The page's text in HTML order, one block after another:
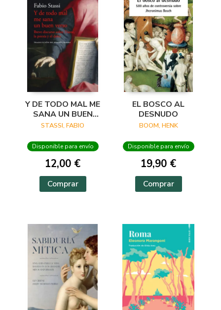
Y DE TODO MAL ME
SANA UN BUEN
VERSO
STASSI, FABIO
Disponible para envío
12,00 €
Comprar
EL BOSCO AL
DESNUDO
BOOM, HENK
Disponible para envío
19,90 €
Comprar